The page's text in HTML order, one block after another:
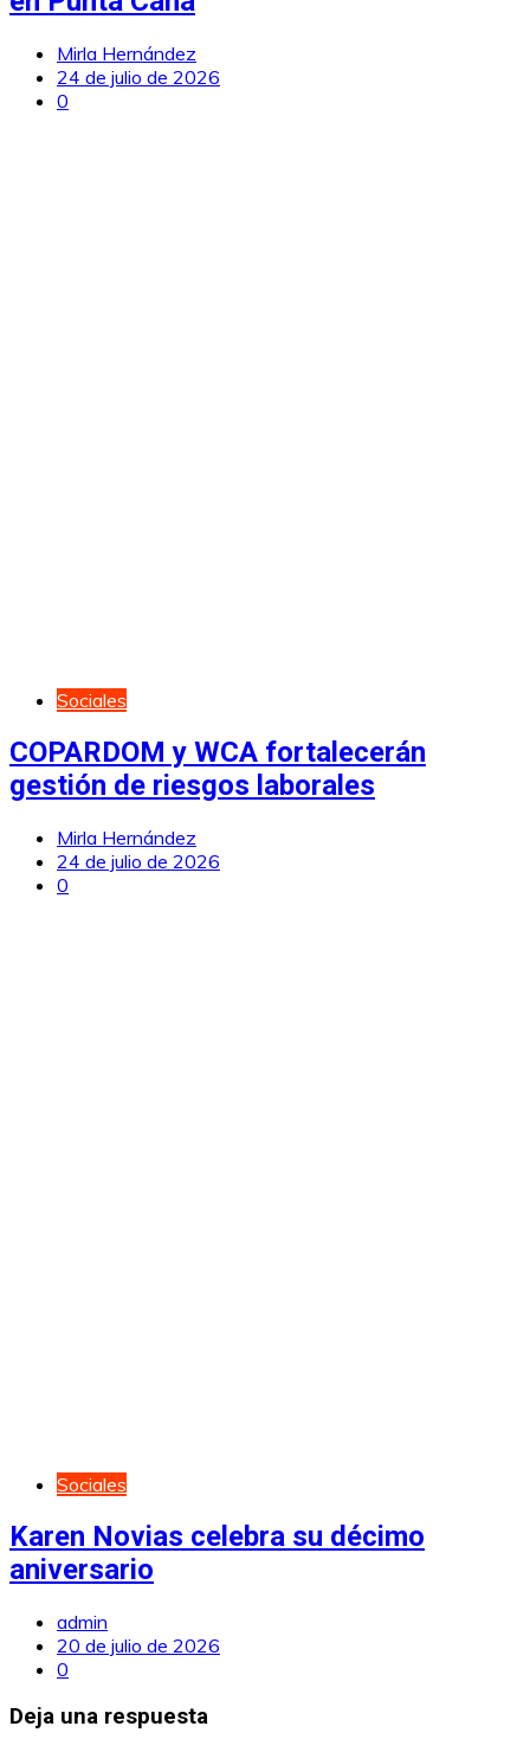
Mirla Hernández
24 de julio de 2026
0
Sociales
COPARDOM y WCA fortalecerán
gestión de riesgos laborales
Mirla Hernández
24 de julio de 2026
0
Sociales
Karen Novias celebra su décimo
aniversario
admin
20 de julio de 2026
0
Deja una respuesta